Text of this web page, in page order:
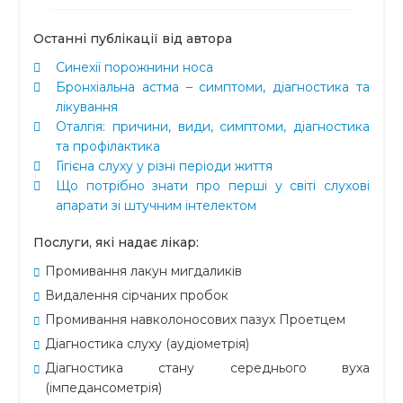
Останні публікації від автора
Синехії порожнини носа
Бронхіальна астма – симптоми, діагностика та
лікування
Оталгія: причини, види, симптоми, діагностика
та профілактика
Гігієна слуху у різні періоди життя
Що потрібно знати про перші у світі слухові
апарати зі штучним інтелектом
Послуги, які надає лікар:
Промивання лакун мигдаликів
Видалення сірчаних пробок
Промивання навколоносових пазух Проетцем
Діагностика слуху (аудіометрія)
Діагностика стану середнього вуха
(імпедансометрія)